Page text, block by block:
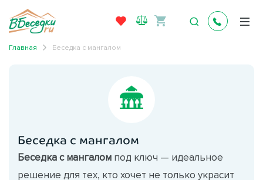
Главная Беседка с мангалом
Беседка с мангалом
Беседка с мангалом под ключ — идеальное
решение для тех, кто хочет не только украсит